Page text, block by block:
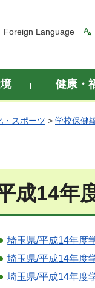
Foreign Language
健康・
・スポーツ > 学校保健
成14年
埼玉県/平成14年度
埼玉県/平成14年度
埼玉県/平成14年度